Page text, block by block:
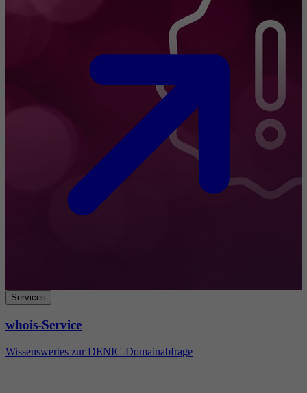
Services
whois-Service
Wissenswertes zur DENIC-Domainabfrage